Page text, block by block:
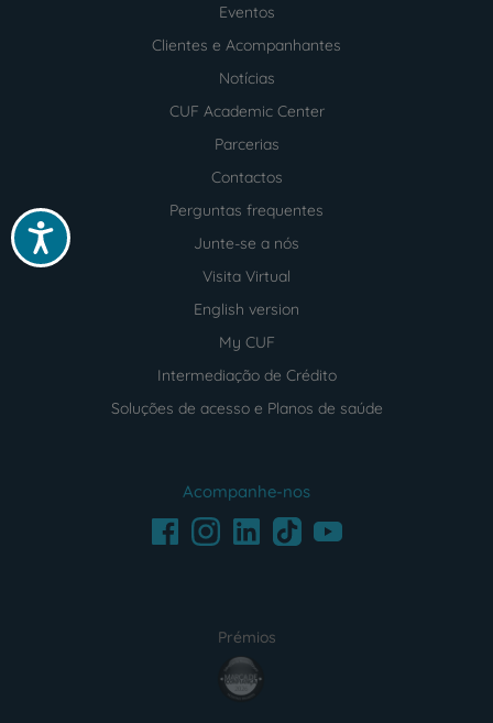
Acessibilidade
Eventos
Clientes e Acompanhantes
Notícias
CUF Academic Center
Parcerias
Contactos
Perguntas frequentes
Junte-se a nós
Visita Virtual
English version
My CUF
Intermediação de Crédito
Soluções de acesso e Planos de saúde
Acompanhe-nos
FacebookInstagramLinkedInTikTokYoutube
Prémios
award4